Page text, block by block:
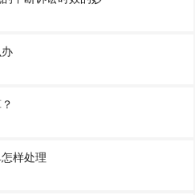
样处理